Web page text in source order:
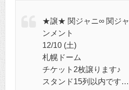
★譲★ 関ジャニ∞ 関ジャ
ンメント
12/10 (土)
札幌ドーム
チケット2枚譲ります♪
スタンド15列以内です…